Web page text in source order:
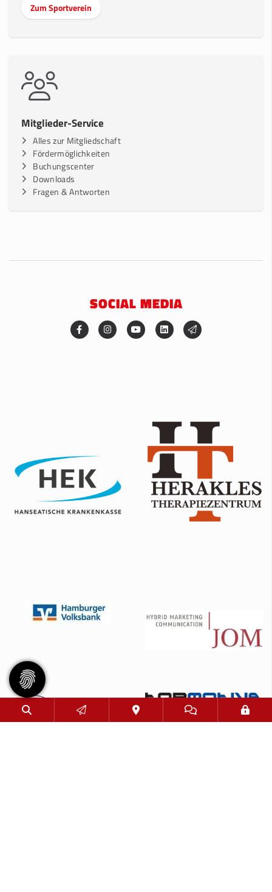
Zum Sportverein
Mitglieder-Service
Alles zur Mitgliedschaft
Fördermöglichkeiten
Buchungscenter
Downloads
Fragen & Antworten
SOCIAL MEDIA